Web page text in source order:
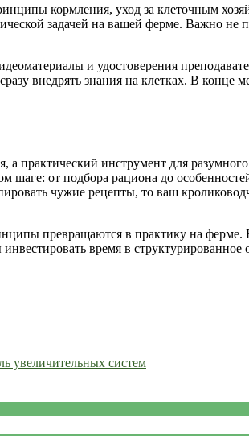
кормления, уход за клеточным
задачей на вашей ферме. Важно не
и удостоверения
внедрять знания на клетках. В конце
инструмент для
от подбора рациона до
чужие рецепты, то ваш
превращаются в практику на
время в
увеличительных систем